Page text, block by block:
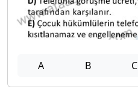
A B C